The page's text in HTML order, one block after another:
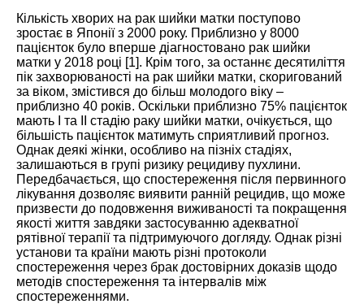
Кількість хворих на рак шийки матки поступово
зростає в Японії з 2000 року. Приблизно у 8000
пацієнток було вперше діагностовано рак шийки
матки у 2018 році [1]. Крім того, за останнє десятиліття
пік захворюваності на рак шийки матки, скоригований
за віком, змістився до більш молодого віку –
приблизно 40 років. Оскільки приблизно 75% пацієнток
мають I та II стадію раку шийки матки, очікується, що
більшість пацієнток матимуть сприятливий прогноз.
Однак деякі жінки, особливо на пізніх стадіях,
залишаються в групі ризику рецидиву пухлини.
Передбачається, що спостереження після первинного
лікування дозволяє виявити ранній рецидив, що може
призвести до подовження виживаності та покращення
якості життя завдяки застосуванню адекватної
рятівної терапії та підтримуючого догляду. Однак різні
установи та країни мають різні протоколи
спостереження через брак достовірних доказів щодо
методів спостереження та інтервалів між
спостереженнями.